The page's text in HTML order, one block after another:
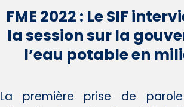
FME 2022 : Le SIF
la session sur la
l’eau potable en
La première prise de